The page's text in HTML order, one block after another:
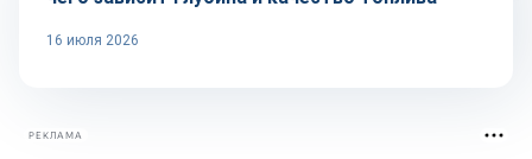
16 июля 2026
РЕКЛАМА